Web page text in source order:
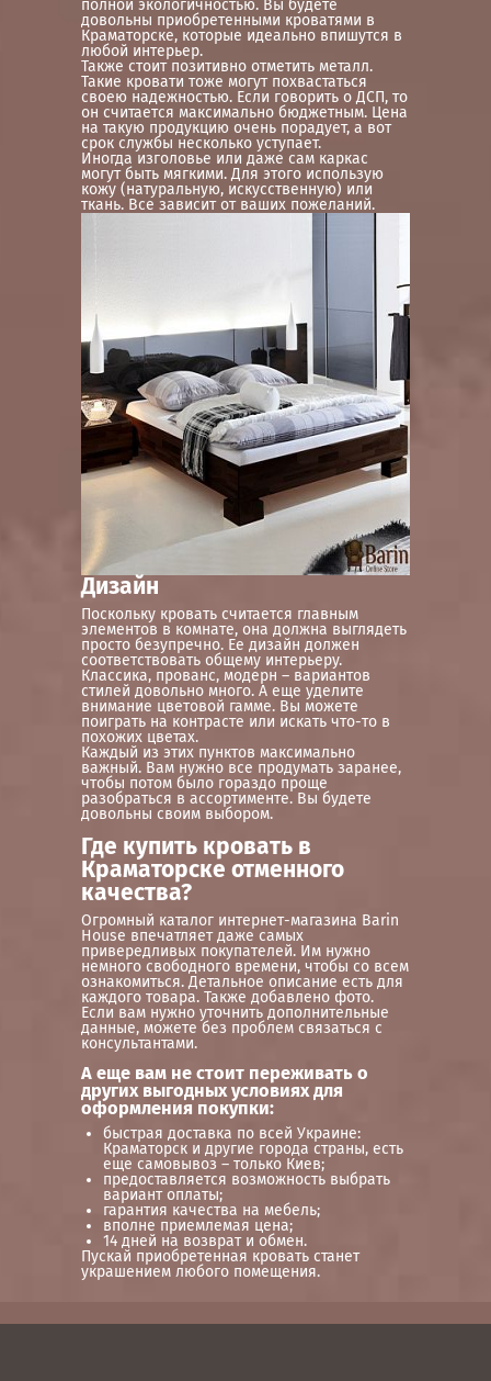
полной экологичностью. Вы будете
довольны приобретенными кроватями в
Краматорске, которые идеально впишутся в
любой интерьер.
Также стоит позитивно отметить металл.
Такие кровати тоже могут похвастаться
своею надежностью. Если говорить о ДСП, то
он считается максимально бюджетным. Цена
на такую продукцию очень порадует, а вот
срок службы несколько уступает.
Иногда изголовье или даже сам каркас
могут быть мягкими. Для этого использую
кожу (натуральную, искусственную) или
ткань. Все зависит от ваших пожеланий.
Дизайн
Поскольку кровать считается главным
элементов в комнате, она должна выглядеть
просто безупречно. Ее дизайн должен
соответствовать общему интерьеру.
Классика, прованс, модерн – вариантов
стилей довольно много. А еще уделите
внимание цветовой гамме. Вы можете
поиграть на контрасте или искать что-то в
похожих цветах.
Каждый из этих пунктов максимально
важный. Вам нужно все продумать заранее,
чтобы потом было гораздо проще
разобраться в ассортименте. Вы будете
довольны своим выбором.
Где купить кровать в
Краматорске отменного
качества?
Огромный каталог интернет-магазина Barin
House впечатляет даже самых
привередливых покупателей. Им нужно
немного свободного времени, чтобы со всем
ознакомиться. Детальное описание есть для
каждого товара. Также добавлено фото.
Если вам нужно уточнить дополнительные
данные, можете без проблем связаться с
консультантами.
А еще вам не стоит переживать о
других выгодных условиях для
оформления покупки:
быстрая доставка по всей Украине:
Краматорск и другие города страны, есть
еще самовывоз – только Киев;
предоставляется возможность выбрать
вариант оплаты;
гарантия качества на мебель;
вполне приемлемая цена;
14 дней на возврат и обмен.
Пускай приобретенная кровать станет
украшением любого помещения.